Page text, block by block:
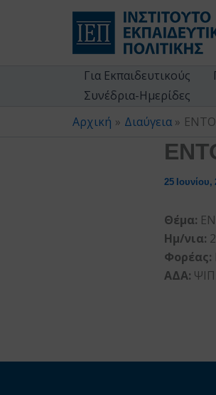
Για Εκπαιδευτικούς
Συνέδρια-Ημερίδες
Αρχική
Διαύγεια
25 Ιουνίου,
Θέμα:
Ημ/νια:
Φορέας:
ΑΔΑ: